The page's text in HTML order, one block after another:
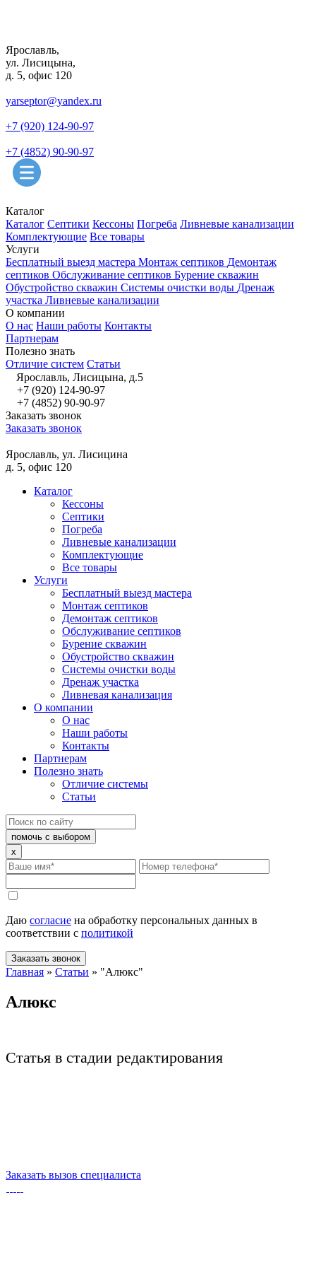
Ярославль,
ул. Лисицына,
д. 5, офис 120
yarseptor@yandex.ru
+7 (920) 124-90-97
+7 (4852) 90-90-97
Каталог
Каталог Септики Кессоны Погреба Ливневые канализации
Комплектующие Все товары
Услуги
Бесплатный выезд мастера Монтаж септиков Демонтаж
септиков Обслуживание септиков Бурение скважин
Обустройство скважин Системы очистки воды Дренаж
участка Ливневые канализации
О компании
О нас Наши работы Контакты
Партнерам
Полезно знать
Отличие систем Статьи
Ярославль, Лисицына, д.5
+7 (920) 124-90-97
+7 (4852) 90-90-97
Заказать звонок
Заказать звонок
Ярославль, ул. Лисицина
д. 5, офис 120
Каталог
Кессоны
Септики
Погреба
Ливневые канализации
Комплектующие
Все товары
Услуги
Бесплатный выезд мастера
Монтаж септиков
Демонтаж септиков
Обслуживание септиков
Бурение скважин
Обустройство скважин
Системы очистки воды
Дренаж участка
Ливневая канализация
О компании
О нас
Наши работы
Контакты
Партнерам
Полезно знать
Отличие системы
Статьи
помочь с выбором
x
Даю согласие на обработку персональных данных в
соответствии с политикой
Заказать звонок
Главная » Статьи » "Алюкс"
Алюкс
Статья в стадии редактирования
Заказать вызов специалиста